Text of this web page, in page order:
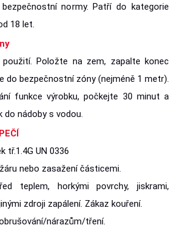
normy. Patří do kategorie
18 let.
Položte na zem, zapalte konec
do bezpečnostní zóny (nejméně 1 metr).
funkce výrobku, počkejte 30 minut a
nádoby s vodou.
tř.1.4G UN 0336
nebo zasažení částicemi.
teplem, horkými povrchy, jiskrami,
zdroji zapálení. Zákaz kouření.
nárazům/tření.